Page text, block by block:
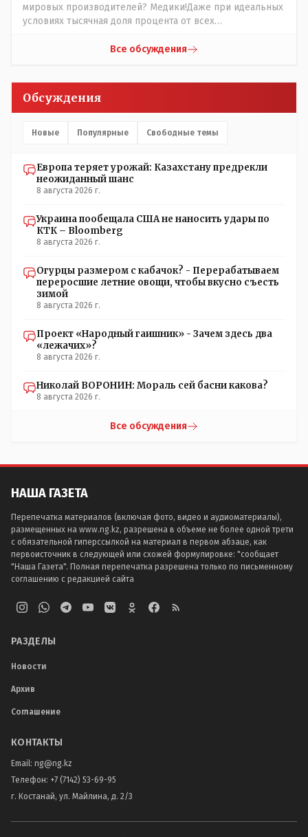
мировых производителей? Медики!Даже при идеальных
условиях тысячная доля процента от всех
прививки. Бумага нужна как защита от дол.....бов не
люди и отказываются и я в том числе своих не
прививал.Лично я вам и тем другим людям благодарен.
частотности появления в популяции соответствующих
естественный отбор.
Все обсуждения
Обсуждения
Новые Популярные Свободные темы
Европа теряет урожай: Казахстану предрекли
неожиданный шанс
8 августа 2026 г.
Украина пообещала США не наносить удары по
КТК – Bloomberg
8 августа 2026 г.
Огурцы размером с кабачок? - Перерабатываем
переросшие летние овощи, чтобы вкусно съесть
зимой
8 августа 2026 г.
Проект «Народный гаишник» - Зачем здесь два
«лежачих»?
8 августа 2026 г.
Николай ВОРОНИН: Мораль сей басни какова?
8 августа 2026 г.
Все обсуждения
НАША ГАЗЕТА
Перепечатка материалов (включая фото, видео и аудиоматериалы),
размещенных на www.ng.kz, разрешена в объеме не более одной трети
с обязательной гиперссылкой на материал в первом абзаце, как
первоисточник в следующей или схожей формулировке: "сообщает
"Наша Газета". Полная перепечатка разрешена только по письменному
соглашению с редакцией сайта
РАЗДЕЛЫ
Новости
Архив
Соглашение
КОНТАКТЫ
Email: ng@ng.kz
Телефон: +7 (7142) 53-69-95
г. Костанай, ул. Майлина, д. 2/3